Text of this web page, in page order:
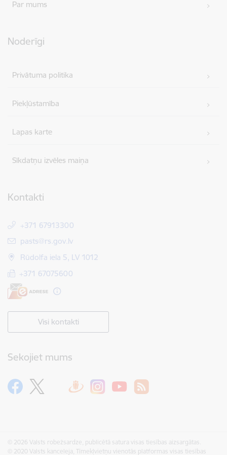
Par mums
Noderīgi
Privātuma politika
Piekļūstamība
Lapas karte
Sīkdatņu izvēles maiņa
Kontakti
+371 67913300
E-pasts:
pasts@rs.gov.lv
Rūdolfa iela 5, LV 1012
+371 67075600
Visi kontakti
Sekojiet mums
© 2026 Valsts robežsardze, publicētā satura visas tiesības aizsargātas.
© 2020 Valsts kanceleja, Tīmekļvietņu vienotās platformas visas tiesības